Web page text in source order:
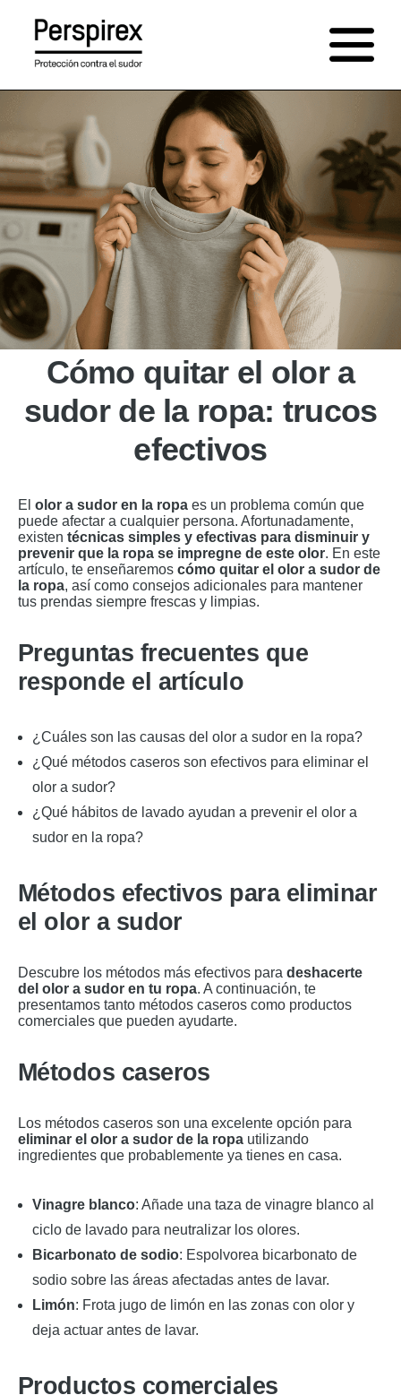
contenido
Cómo quitar el olor a
sudor de la ropa: trucos
efectivos
El olor a sudor en la ropa es un problema común que
puede afectar a cualquier persona. Afortunadamente,
existen técnicas simples y efectivas para disminuir y
prevenir que la ropa se impregne de este olor. En este
artículo, te enseñaremos cómo quitar el olor a sudor de
la ropa, así como consejos adicionales para mantener
tus prendas siempre frescas y limpias.
Preguntas frecuentes que
responde el artículo
¿Cuáles son las causas del olor a sudor en la ropa?
¿Qué métodos caseros son efectivos para eliminar el
olor a sudor?
¿Qué hábitos de lavado ayudan a prevenir el olor a
sudor en la ropa?
Métodos efectivos para eliminar
el olor a sudor
Descubre los métodos más efectivos para deshacerte
del olor a sudor en tu ropa. A continuación, te
presentamos tanto métodos caseros como productos
comerciales que pueden ayudarte.
Métodos caseros
Los métodos caseros son una excelente opción para
eliminar el olor a sudor de la ropa utilizando
ingredientes que probablemente ya tienes en casa.
Vinagre blanco: Añade una taza de vinagre blanco al
ciclo de lavado para neutralizar los olores.
Bicarbonato de sodio: Espolvorea bicarbonato de
sodio sobre las áreas afectadas antes de lavar.
Limón: Frota jugo de limón en las zonas con olor y
deja actuar antes de lavar.
Productos comerciales